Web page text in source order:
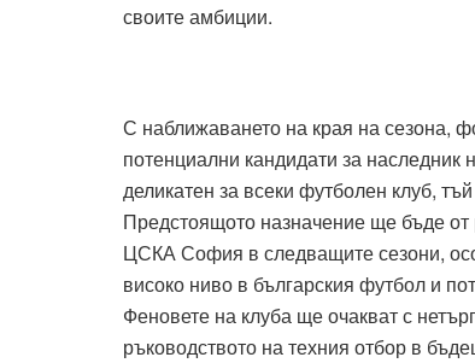
своите амбиции.
С наближаването на края на сезона,
потенциални кандидати за
деликатен за всеки футболен клуб,
Предстоящото назначение ще бъде
ЦСКА София в следващите сезони,
високо ниво в българския футбол и
Феновете на клуба ще очакват с
ръководството на техния отбор в